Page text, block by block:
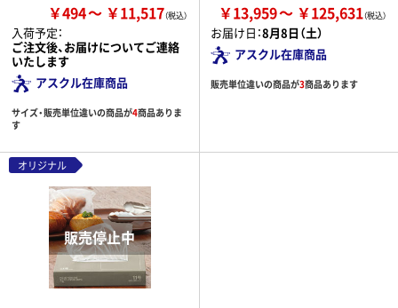
￥494 ￥11,517
入荷予定：
ご注文後、お届けについてご連絡
いたします
アスクル在庫商品
サイズ・販売単位違いの商品が4商品ありま
す
￥13,959 ￥125,631
お届け日：8月8日（土）
アスクル在庫商品
販売単位違いの商品が3商品あります
オリジナル